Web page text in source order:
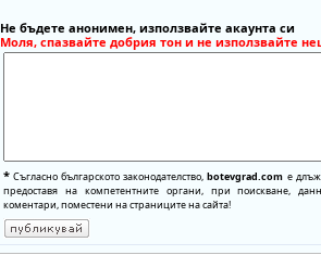
Не бъдете анонимен, използвайте акаунта си
Моля, спазвайте добрия тон и не използвайте
* Съгласно българското законодателство,botevgrad.com е
предоставя на компетентните органи, при поискване,
коментари, поместени на страниците на сайта!